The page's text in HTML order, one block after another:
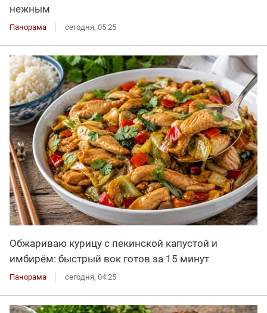
нежным
Панорама сегодня, 05:25
Обжариваю курицу с пекинской капустой и
имбирём: быстрый вок готов за 15 минут
Панорама сегодня, 04:25